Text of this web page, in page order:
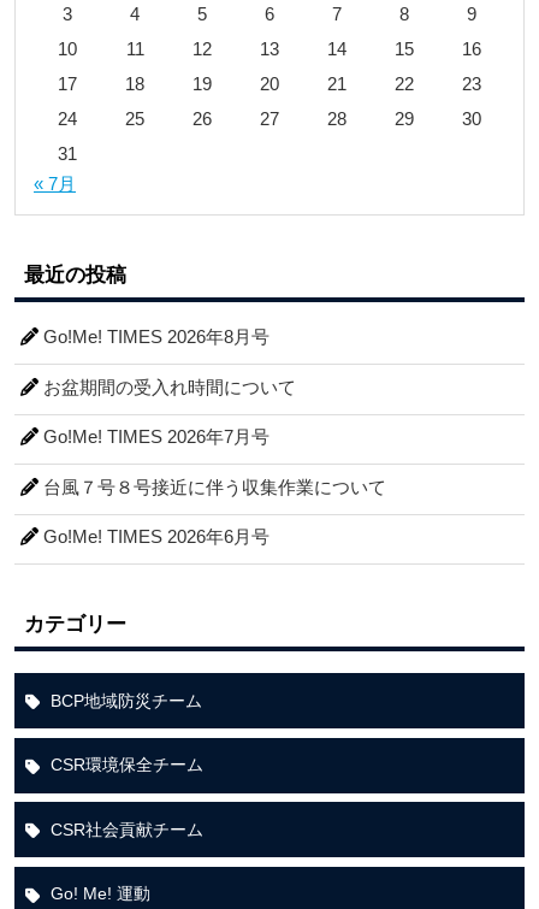
3
4 5 6 7 8
9
10
11 12 13 14 15
16
17
18 19 20 21 22
23
24
25 26 27 28 29
30
31
« 7月
最近の投稿
Go!Me! TIMES 2026年8月号
お盆期間の受入れ時間について
Go!Me! TIMES 2026年7月号
台風７号８号接近に伴う収集作業について
Go!Me! TIMES 2026年6月号
カテゴリー
BCP地域防災チーム
CSR環境保全チーム
CSR社会貢献チーム
Go! Me! 運動